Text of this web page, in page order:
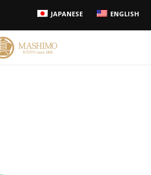
JAPANESE ENGLISH